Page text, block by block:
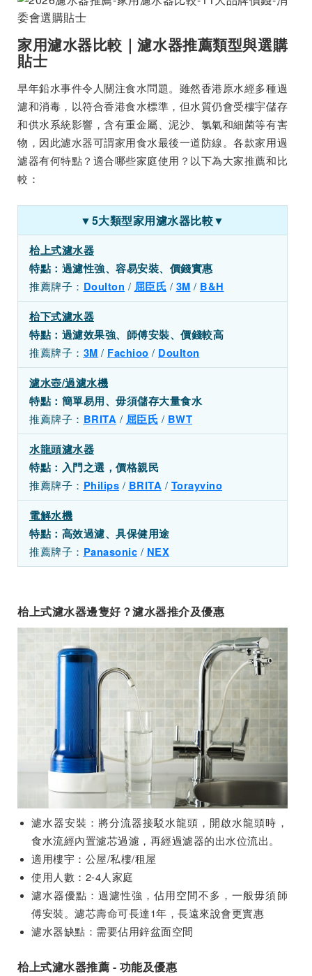
家用濾水器比較｜濾水器推薦類型與選購
貼士
早年鉛水事件令人關注食水問題。雖然香港原水經多種過
濾和消毒，以符合香港食水標準，但水質仍會受樓宇儲存
和供水系統影響，含有重金屬、泥沙、氯氣和細菌等有害
物，因此濾水器可謂家用食水最後一道防線。各款家用過
濾器有何特點？適合哪些家庭使用？以下為大家推薦和比
較：
▼5大類型家用濾水器比較▼
枱上式濾水器
特點：過濾性強、容易安裝、價錢實惠
推薦牌子： Doulton / 屈臣氏 / 3M / B&H
枱下式濾水器
特點：過濾效果強、師傅安裝、價錢較高
推薦牌子： 3M / Fachioo / Doulton
濾水壺/過濾水機
特點：簡單易用、毋須儲存大量食水
推薦牌子： BRITA / 屈臣氏 / BWT
水龍頭濾水器
特點：入門之選，價格親民
推薦牌子： Philips / BRITA / Torayvino
電解水機
特點：高效過濾、具保健用途
推薦牌子： Panasonic / NEX
枱上式濾水器邊隻好？濾水器推介及優惠
濾水器安裝：將分流器接駁水龍頭，開啟水龍頭時，
食水流經內置濾芯過濾，再經過濾器的出水位流出。
適用樓宇：公屋/私樓/租屋
使用人數：2-4人家庭
濾水器優點：過濾性強，佔用空間不多，一般毋須師
傅安裝。濾芯壽命可長達1年，長遠來說會更實惠
濾水器缺點：需要佔用鋅盆面空間
枱上式濾水器推薦 - 功能及優惠